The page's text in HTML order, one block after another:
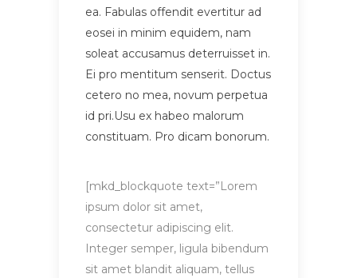
ea. Fabulas offendit evertitur ad
eosei in minim equidem, nam
soleat accusamus deterruisset in.
Ei pro mentitum senserit. Doctus
cetero no mea, novum perpetua
id pri.Usu ex habeo malorum
constituam. Pro dicam bonorum.
[mkd_blockquote text=”Lorem
ipsum dolor sit amet,
consectetur adipiscing elit.
Integer semper, ligula bibendum
sit amet blandit aliquam, tellus